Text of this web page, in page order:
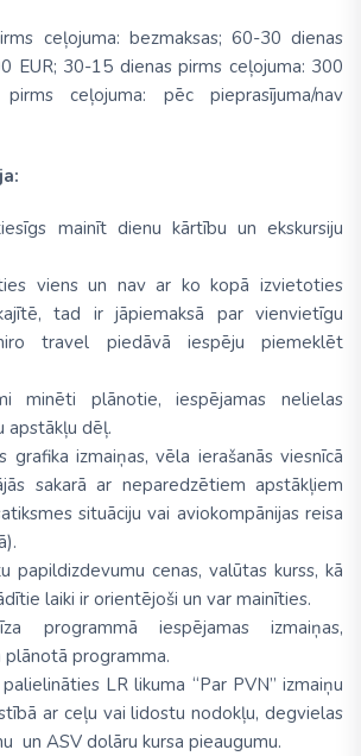
ceļojuma: bezmaksas; 60-30 dienas
EUR; 30-15 dienas pirms ceļojuma: 300
ceļojuma: pēc pieprasījuma/nav
mainīt dienu kārtību un ekskursiju
viens un nav ar ko kopā izvietoties
tad ir jāpiemaksā par vienvietīgu
travel piedāvā iespēju piemeklēt
minēti plānotie, iespējamas nelielas
apstākļu dēļ.
grafika izmaiņas, vēla ierašanās viesnīcā
sakarā ar neparedzētiem apstākļiem
situāciju vai aviokompānijas reisa
papildizdevumu cenas, valūtas kurss, kā
laiki ir orientējoši un var mainīties.
programmā iespējamas izmaiņas,
programma.
LR likuma “Par PVN” izmaiņu
ar ceļu vai lidostu nodokļu, degvielas
un ASV dolāru kursa pieaugumu.